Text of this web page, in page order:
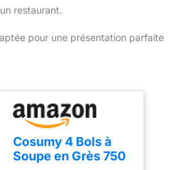
votre famille et vos amis.
livré avec un gobelet
mixer directement les
Mixeur plongeant
ErgoMixx 600 W avec 2
vitesses et gobelet
doseur
restaurant.
pour une présentation parfaite
Cosumy 4 Bols à
Soupe en Grès 750